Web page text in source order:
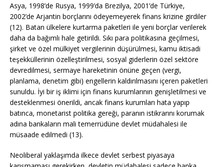
Asya, 1998’de Rusya, 1999’da Brezilya, 2001’de Türkiye,
2002’de Arjantin borçlarını ödeyemeyerek finans krizine girdiler
(12). Batan ülkelere kurtarma paketleri ile yeni borçlar verilerek
daha da bağımlı hale getirildi. Sıkı para politikasına geçilmesi,
şirket ve özel mülkiyet vergilerinin düşürülmesi, kamu iktisadi
teşekküllerinin özelleştirilmesi, sosyal giderlerin özel sektöre
devredilmesi, sermaye hareketinin önüne geçen (vergi,
planlama, denetim gibi) engellerin kaldırılmasını içeren paketleri
sunuldu. İyi bir iş iklimi için finans kurumlarının genişletilmesi ve
desteklenmesi önerildi, ancak finans kurumları hata yapıp
batınca, monetarist politika gereği, paranın istikrarını korumak
adına bankaların mali temerrüdüne devlet müdahalesi ile
müsaade edilmedi (13).
Neoliberal yaklaşımda ilkece devlet serbest piyasaya